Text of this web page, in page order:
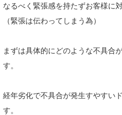
なるべく緊張感を持たずお客様に
（緊張は伝わってしまう為）
まずは具体的にどのような不具合
す。
経年劣化で不具合が発生すやすい
す。